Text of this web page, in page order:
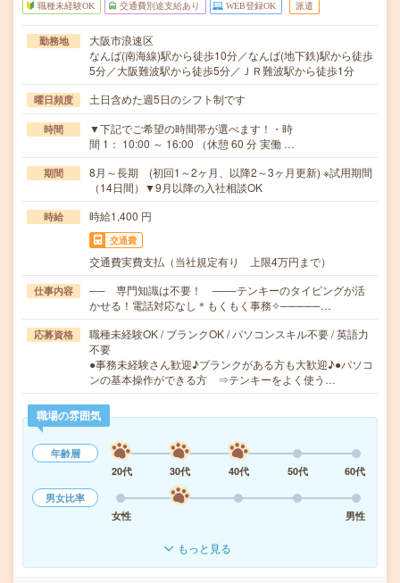
職種未経験OK 交通費別途支給あり WEB登録OK 派遣
勤務地
大阪市浪速区
なんば(南海線)駅から徒歩10分／なんば(地下鉄)駅から徒歩
5分／大阪難波駅から徒歩5分／ＪＲ難波駅から徒歩1分
曜日頻度 土日含めた週5日のシフト制です
時間
▼下記でご希望の時間帯が選べます！・時
間 1： 10:00 ～ 16:00 （休憩 60 分 実働 …
期間
8月～長期 (初回1～2ヶ月、以降2～3ヶ月更新) ※試用期間
（14日間）▼9月以降の入社相談OK
時給 時給1,400 円
交通費
交通費実費支払（当社規定有り 上限4万円まで）
仕事内容
── 専門知識は不要！ ───テンキーのタイピングが活
かせる！電話対応なし＊もくもく事務✧─────…
応募資格
職種未経験OK / ブランクOK / パソコンスキル不要 / 英語力
不要
●事務未経験さん歓迎♪ブランクがある方も大歓迎♪●パソコ
ンの基本操作ができる方 ⇒テンキーをよく使う…
職場の雰囲気
年齢層
20代
30代 40代 50代
60代
男女比率
女性
男性
もっと見る